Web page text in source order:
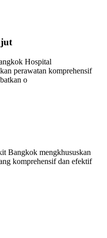
Hospital
perawatan komprehensif
o
Bangkok mengkhususkan
komprehensif dan efektif